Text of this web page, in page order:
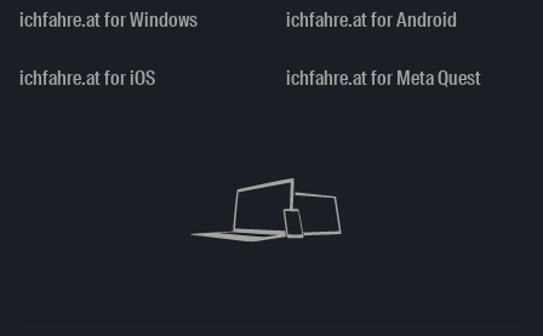
ichfahre.at for Windows ichfahre.at for Android
ichfahre.at for iOS ichfahre.at for Meta Quest